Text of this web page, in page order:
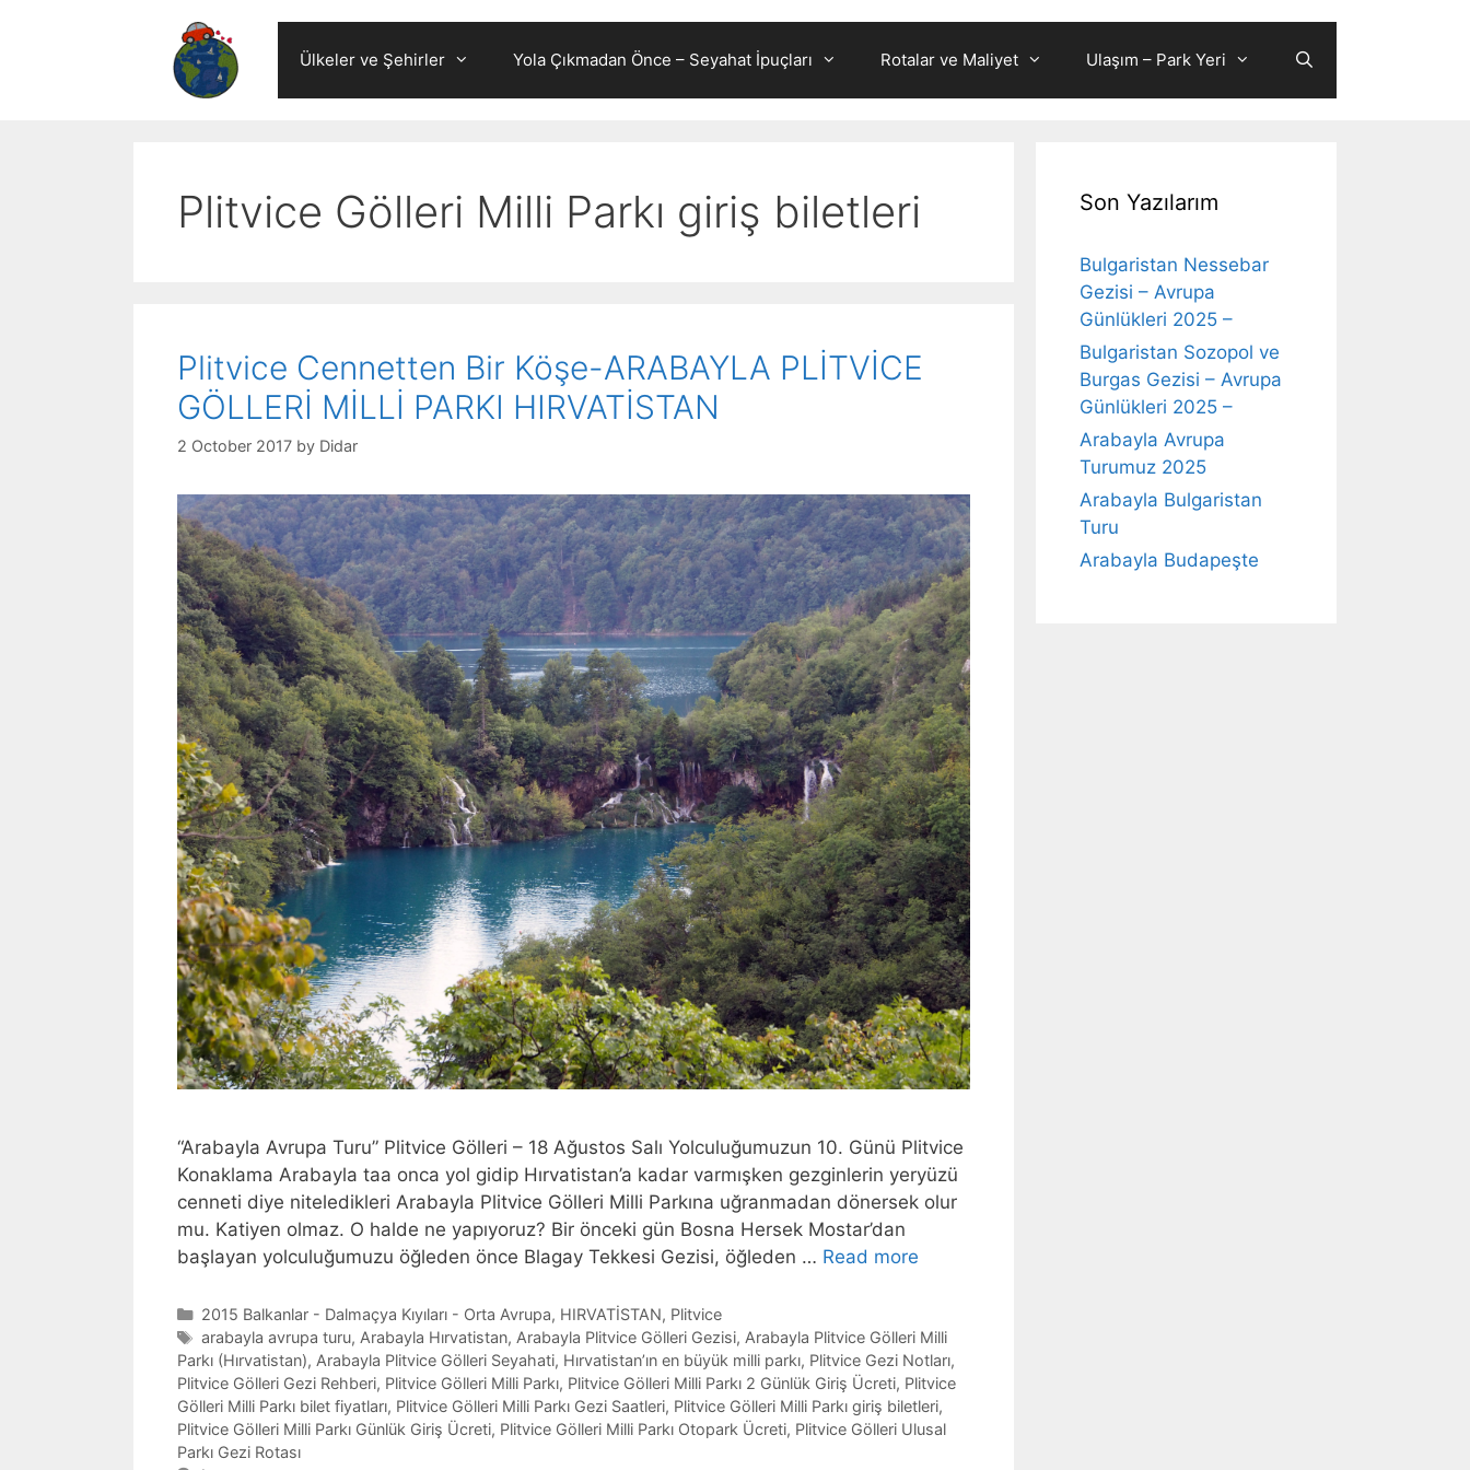
Ülkeler ve Şehirler Yola Çıkmadan Önce – Seyahat İpuçları Rotalar ve Maliyet Ulaşım – Park Yeri
Plitvice Gölleri Milli Parkı giriş biletleri
Plitvice Cennetten Bir Köşe-ARABAYLA PLİTVİCE
GÖLLERİ MİLLİ PARKI HIRVATİSTAN
2 October 2017 by Didar
“Arabayla Avrupa Turu” Plitvice Gölleri – 18 Ağustos Salı Yolculuğumuzun 10. Günü Plitvice
Konaklama Arabayla taa onca yol gidip Hırvatistan’a kadar varmışken gezginlerin yeryüzü
cenneti diye niteledikleri Arabayla Plitvice Gölleri Milli Parkına uğranmadan dönersek olur
mu. Katiyen olmaz. O halde ne yapıyoruz? Bir önceki gün Bosna Hersek Mostar’dan
başlayan yolculuğumuzu öğleden önce Blagay Tekkesi Gezisi, öğleden … Read more
Categories
2015 Balkanlar - Dalmaçya Kıyıları - Orta Avrupa, HIRVATİSTAN, Plitvice
Tags
arabayla avrupa turu, Arabayla Hırvatistan, Arabayla Plitvice Gölleri Gezisi, Arabayla Plitvice Gölleri Milli
Parkı (Hırvatistan), Arabayla Plitvice Gölleri Seyahati, Hırvatistan’ın en büyük milli parkı, Plitvice Gezi Notları,
Plitvice Gölleri Gezi Rehberi, Plitvice Gölleri Milli Parkı, Plitvice Gölleri Milli Parkı 2 Günlük Giriş Ücreti, Plitvice
Gölleri Milli Parkı bilet fiyatları, Plitvice Gölleri Milli Parkı Gezi Saatleri, Plitvice Gölleri Milli Parkı giriş biletleri,
Plitvice Gölleri Milli Parkı Günlük Giriş Ücreti, Plitvice Gölleri Milli Parkı Otopark Ücreti, Plitvice Gölleri Ulusal
Parkı Gezi Rotası
Son Yazılarım
Bulgaristan Nessebar
Gezisi – Avrupa
Günlükleri 2025 –
Bulgaristan Sozopol ve
Burgas Gezisi – Avrupa
Günlükleri 2025 –
Arabayla Avrupa
Turumuz 2025
Arabayla Bulgaristan
Turu
Arabayla Budapeşte